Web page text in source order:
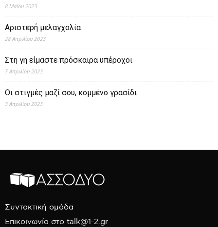
8 Μαΐου 2023
Αριστερή μελαγχολία
28 Απριλίου 2023
Στη γη είμαστε πρόσκαιρα υπέροχοι
7 Απριλίου 2023
Οι στιγμές μαζί σου, κομμένο γρασίδι
3 Απριλίου 2023
Συντακτική ομάδα
Επικοινωνία στο talk@1-2.gr